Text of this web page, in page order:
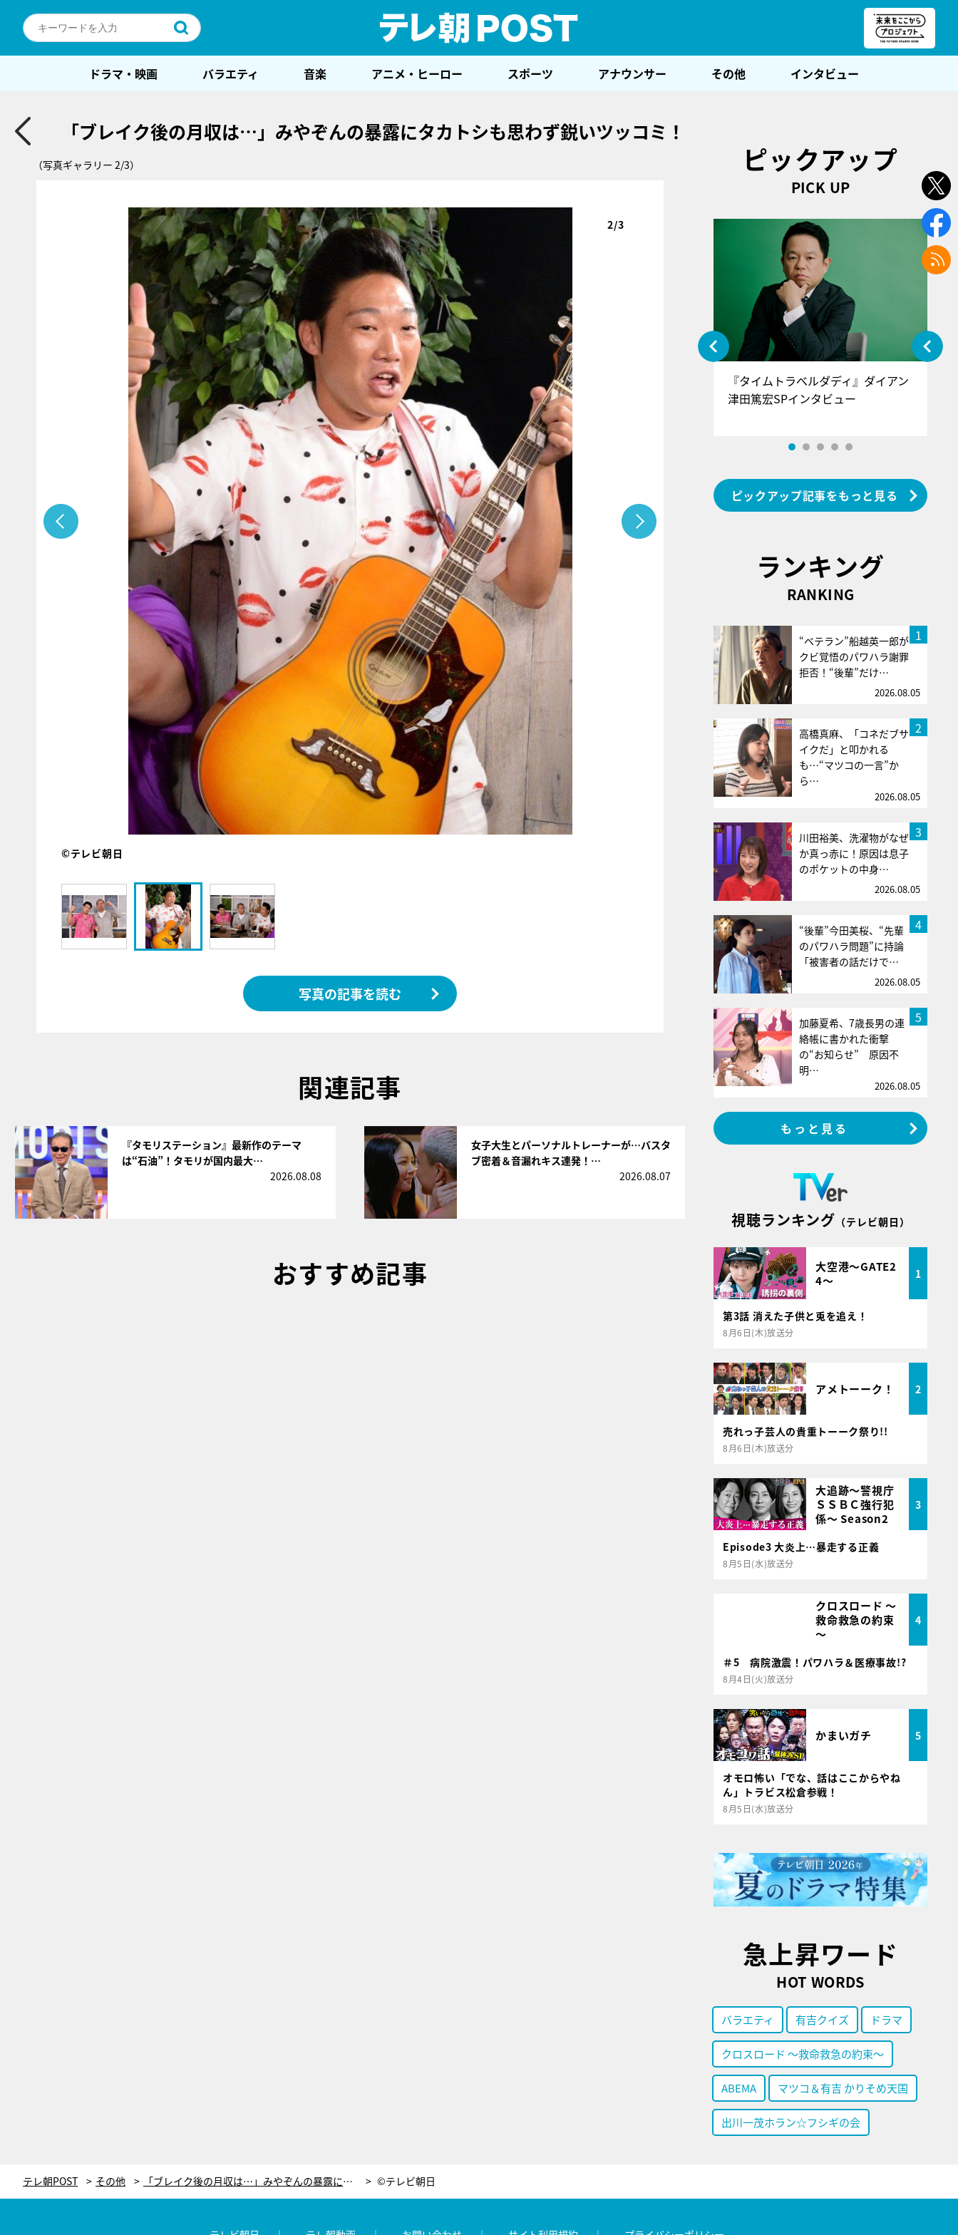
ドラマ・映画 バラエティ 音楽 アニメ・ヒーロー スポーツ アナウンサー その他 インタビュー
「ブレイク後の月収は…」みやぞんの暴露にタカトシも思わず鋭いツッコミ！
（写真ギャラリー 2/3）
2/3
©テレビ朝日
写真の記事を読む
関連記事
『タモリステーション』最新作のテーマ
は“石油”！タモリが国内最大…
2026.08.08
女子大生とパーソナルトレーナーが…バスタ
ブ密着＆音漏れキス連発！…
2026.08.07
おすすめ記事
ピックアップ
PICK UP
『アイ＝ラブ！げーみんぐ』＝LOV
E齋藤樹愛羅＆佐々木舞香SPインタ
ビュー
『タイムトラベルダディ』ダイアン
津田篤宏SPインタビュー
ピックアップ記事をもっと見る
ランキング
RANKING
1
“ベテラン”船越英一郎が
クビ覚悟のパワハラ謝罪
拒否！“後輩”だけ…
2026.08.05
2
高橋真麻、「コネだブサ
イクだ」と叩かれる
も…“マツコの一言”か
ら…
2026.08.05
3
川田裕美、洗濯物がなぜ
か真っ赤に！原因は息子
のポケットの中身…
2026.08.05
4
“後輩”今田美桜、“先輩
のパワハラ問題”に持論
「被害者の話だけで…
2026.08.05
5
加藤夏希、7歳長男の連
絡帳に書かれた衝撃
の“お知らせ” 原因不
明…
2026.08.05
もっと見る
視聴ランキング （テレビ朝日）
大空港～GATE2
4～
1
第3話 消えた子供と兎を追え！
8月6日(木)放送分
アメトーーク！ 2
売れっ子芸人の貴重トーーク祭り!!
8月6日(木)放送分
大追跡～警視庁
ＳＳＢＣ強行犯
係～ Season2
3
Episode3 大炎上…暴走する正義
8月5日(水)放送分
クロスロード ～
救命救急の約束
～
4
＃5 病院激震！パワハラ＆医療事故!?
8月4日(火)放送分
かまいガチ 5
オモロ怖い「でな、話はここからやね
ん」トラビス松倉参戦！
8月5日(水)放送分
急上昇ワード
HOT WORDS
バラエティ 有吉クイズ ドラマ
クロスロード ～救命救急の約束～
ABEMA マツコ＆有吉 かりそめ天国
出川一茂ホラン☆フシギの会
テレ朝POST その他 「ブレイク後の月収は…」みやぞんの暴露にタカトシも思わず鋭いツッコミ！ ©テレビ朝日